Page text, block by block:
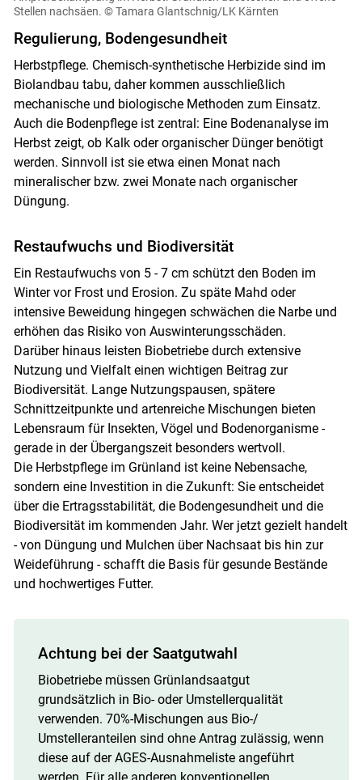
Stellen nachsäen. © Tamara Glantschnig/LK Kärnten
Regulierung, Bodengesundheit
Herbstpflege. Chemisch-synthetische Herbizide sind im
Biolandbau tabu, daher kommen ausschließlich
mechanische und biologische Methoden zum Einsatz.
Auch die Bodenpflege ist zentral: Eine Bodenanalyse im
Herbst zeigt, ob Kalk oder organischer Dünger benötigt
werden. Sinnvoll ist sie etwa einen Monat nach
mineralischer bzw. zwei Monate nach organischer
Düngung.
Restaufwuchs und Biodiversität
Ein Restaufwuchs von 5 - 7 cm schützt den Boden im
Winter vor Frost und Erosion. Zu späte Mahd oder
intensive Beweidung hingegen schwächen die Narbe und
erhöhen das Risiko von Auswinterungsschäden.
Darüber hinaus leisten Biobetriebe durch extensive
Nutzung und Vielfalt einen wichtigen Beitrag zur
Biodiversität. Lange Nutzungspausen, spätere
Schnittzeitpunkte und artenreiche Mischungen bieten
Lebensraum für Insekten, Vögel und Bodenorganisme -
gerade in der Übergangszeit besonders wertvoll.
Die Herbstpflege im Grünland ist keine Nebensache,
sondern eine Investition in die Zukunft: Sie entscheidet
über die Ertragsstabilität, die Bodengesundheit und die
Biodiversität im kommenden Jahr. Wer jetzt gezielt handelt
- von Düngung und Mulchen über Nachsaat bis hin zur
Weideführung - schafft die Basis für gesunde Bestände
und hochwertiges Futter.
Achtung bei der Saatgutwahl
Biobetriebe müssen Grünlandsaatgut
grundsätzlich in Bio- oder Umstellerqualität
verwenden. 70%-Mischungen aus Bio-/​
Umstelleranteilen sind ohne Antrag zulässig, wenn
diese auf der AGES-Ausnahmeliste angeführt